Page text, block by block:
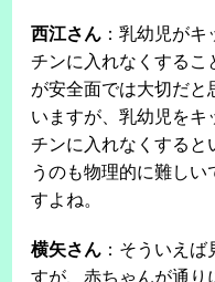
西江さん ：乳幼児がキ
チンに入れなくするこ
が安全面では大切だと
いますが、乳幼児をキ
チンに入れなくすると
うのも物理的に難しい
すよね。
横矢さん ：そういえ
すが、赤ちゃんが通り